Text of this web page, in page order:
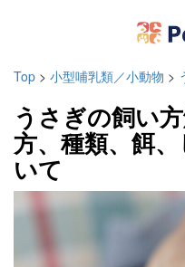
Top > 小型哺乳類／小動物 >
うさぎの飼い
方、種類、餌
いて